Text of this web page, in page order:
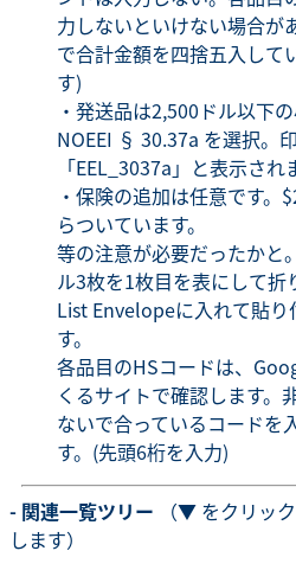
力しないといけない場合が
で合計金額を四捨五入して
す)
・発送品は2,500ドル以下
NOEEI § 30.37a を選択。
「EEL_3037a」と表示され
・保険の追加は任意です。
らついています。
等の注意が必要だったかと
ル3枚を1枚目を表にして折
List Envelopeに入れて貼り
す。
各品目のHSコードは、
くるサイトで確認します。
ないで合っているコードを
す。(先頭6桁を入力)
- 関連一覧ツリー （▼ をクリッ
します）